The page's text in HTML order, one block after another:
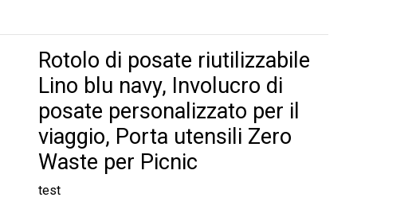
Rotolo di posate riutilizzabile
Lino blu navy, Involucro di
posate personalizzato per il
viaggio, Porta utensili Zero
Waste per Picnic
test